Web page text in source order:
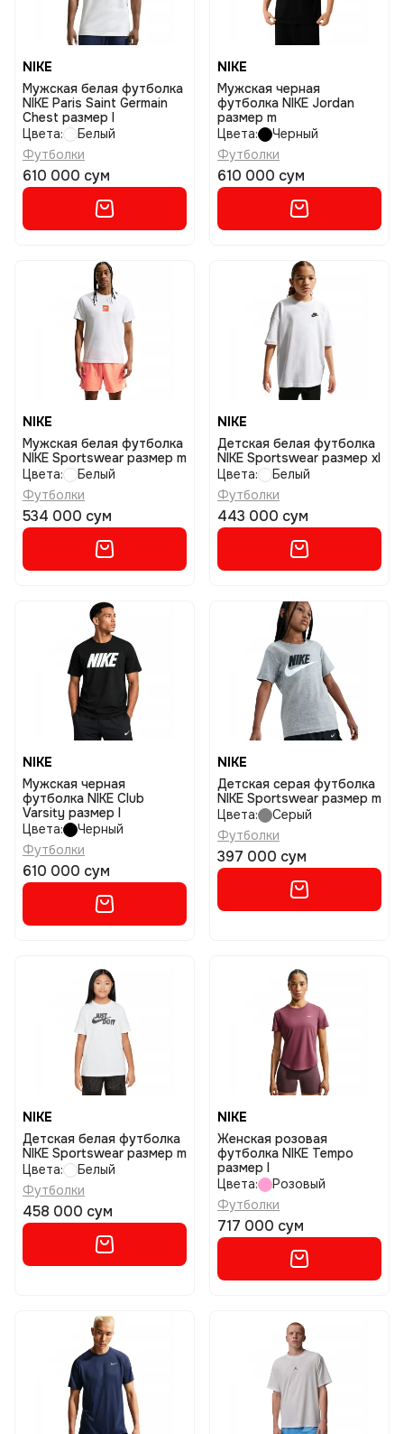
NIKE
Мужская белая футболка
NIKE Paris Saint Germain
Chest размер l
Цвета:
Белый
Футболки
610 000 сум
NIKE
Мужская черная
футболка NIKE Jordan
размер m
Цвета:
Черный
Футболки
610 000 сум
NIKE
Мужская белая футболка
NIKE Sportswear размер m
Цвета:
Белый
Футболки
534 000 сум
NIKE
Детская белая футболка
NIKE Sportswear размер xl
Цвета:
Белый
Футболки
443 000 сум
NIKE
Мужская черная
футболка NIKE Club
Varsity размер l
Цвета:
Черный
Футболки
610 000 сум
NIKE
Детская серая футболка
NIKE Sportswear размер m
Цвета:
Серый
Футболки
397 000 сум
NIKE
Детская белая футболка
NIKE Sportswear размер m
Цвета:
Белый
Футболки
458 000 сум
NIKE
Женская розовая
футболка NIKE Tempo
размер l
Цвета:
Розовый
Футболки
717 000 сум